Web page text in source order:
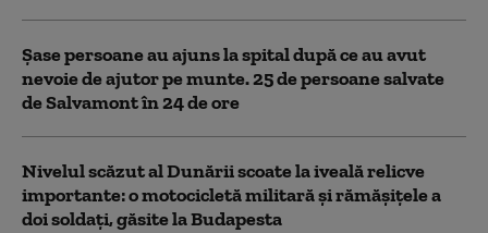
Șase persoane au ajuns la spital după ce au avut
nevoie de ajutor pe munte. 25 de persoane salvate
de Salvamont în 24 de ore
Nivelul scăzut al Dunării scoate la iveală relicve
importante: o motocicletă militară și rămășițele a
doi soldați, găsite la Budapesta